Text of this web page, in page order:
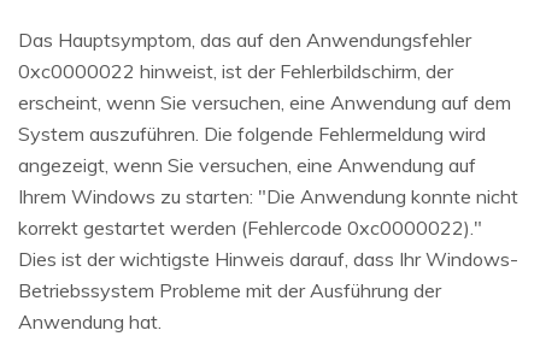
Das Hauptsymptom, das auf den Anwendungsfehler
0xc0000022 hinweist, ist der Fehlerbildschirm, der
erscheint, wenn Sie versuchen, eine Anwendung auf dem
System auszuführen. Die folgende Fehlermeldung wird
angezeigt, wenn Sie versuchen, eine Anwendung auf
Ihrem Windows zu starten: "Die Anwendung konnte nicht
korrekt gestartet werden (Fehlercode 0xc0000022)."
Dies ist der wichtigste Hinweis darauf, dass Ihr Windows-
Betriebssystem Probleme mit der Ausführung der
Anwendung hat.